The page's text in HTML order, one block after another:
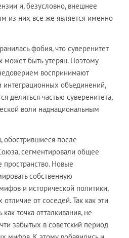
и, безусловно, внешнее
из них все же является именно
фобия, что суверенитет
может быть утерян. Поэтому
воспринимают
объединений,
делиться частью суверенитета,
воли наднациональным
обострившиеся после
сегментировали общее
пространство. Новые
собственную
и исторической политики,
от соседей. Так как эти
точка отталкивания, не
забытых в советский период